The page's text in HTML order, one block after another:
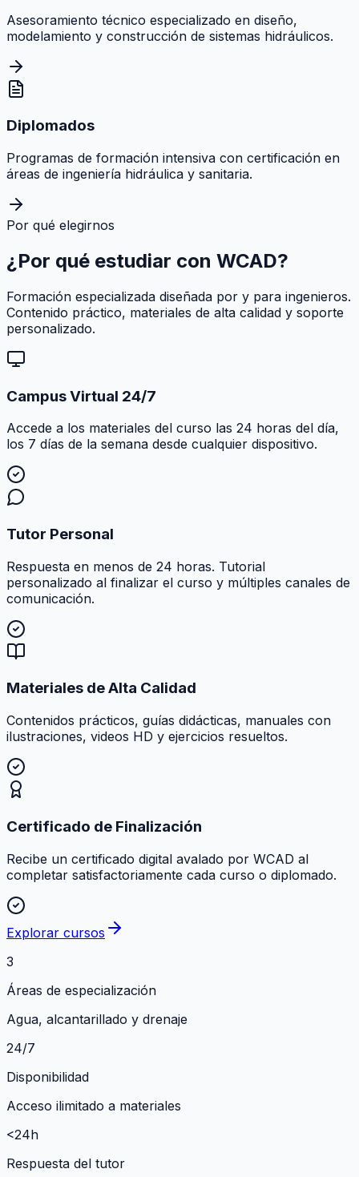
Asesoramiento técnico especializado en diseño,
modelamiento y construcción de sistemas hidráulicos.
Diplomados
Programas de formación intensiva con certificación en
áreas de ingeniería hidráulica y sanitaria.
Por qué elegirnos
¿Por qué estudiar con WCAD?
Formación especializada diseñada por y para ingenieros.
Contenido práctico, materiales de alta calidad y soporte
personalizado.
Campus Virtual 24/7
Accede a los materiales del curso las 24 horas del día,
los 7 días de la semana desde cualquier dispositivo.
Tutor Personal
Respuesta en menos de 24 horas. Tutorial
personalizado al finalizar el curso y múltiples canales de
comunicación.
Materiales de Alta Calidad
Contenidos prácticos, guías didácticas, manuales con
ilustraciones, videos HD y ejercicios resueltos.
Certificado de Finalización
Recibe un certificado digital avalado por WCAD al
completar satisfactoriamente cada curso o diplomado.
Explorar cursos
3
Áreas de especialización
Agua, alcantarillado y drenaje
24/7
Disponibilidad
Acceso ilimitado a materiales
<24h
Respuesta del tutor